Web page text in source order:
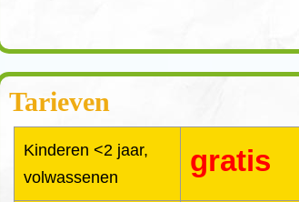
Tarieven
Kinderen <2 jaar,
volwassenen
gratis